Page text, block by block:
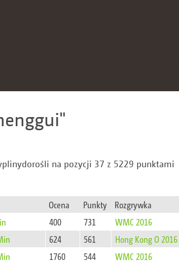
na pozycji 37 z 5229 punktami
Ocena Punkty Rozgrywka
400 731 WMC 2016
624 561 Hong Kong O 2016
1760 544 WMC 2016